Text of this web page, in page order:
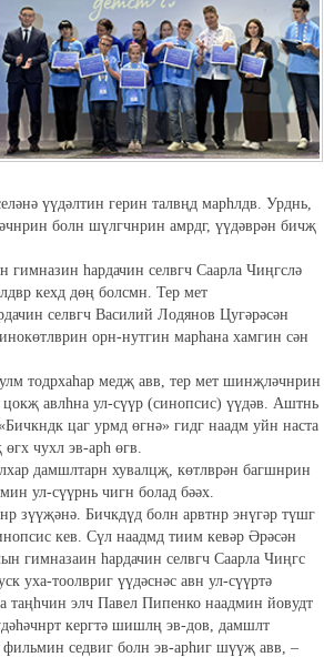
үүдәлтин герин талвңд марһлдв. Урднь,
болн шүлгчнрин амрдг, үүдәврән бичҗ
һардачин селвгч Саарла Чиңгслә
кехд дөң болсмн. Тер мет
селвгч Василий Лодянов Цугәрәсән
орн-нутгин марһана хамгин сән
тодрхаһар медҗ авв, тер мет шинҗләчнрин
цокҗ авлһна ул-сүүр (синопсис) үүдәв. Аштнь
цаг урмд өгнә» гидг наадм уйн наста
чухл эв-арһ өгв.
дамшлтарн хувалцҗ, көтлврән багшнрин
ул-сүүрнь чигн болад бәәх.
зүүҗәнә. Бичкдүд болн арвтнр энүгәр түшг
кев. Сүл наадмд тиим кевәр Әрәсән
гимназаин һардачин селвгч Саарла Чиңгс
уха-тоолвриг үүдәснәс авн ул-сүүртә
таңһчин элч Павел Пипенко наадмин йовудт
кергтә шишлң эв-дов, дамшлт
седвиг болн эв-арһиг шүүҗ авв, –